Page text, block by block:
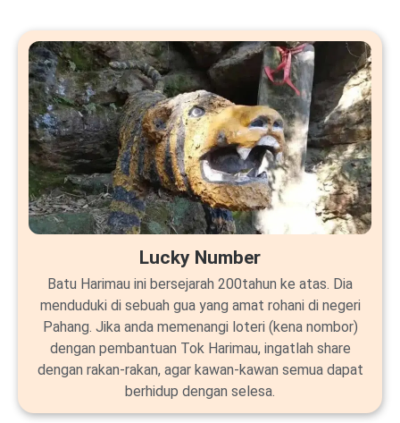
Lucky Number
Batu Harimau ini bersejarah 200tahun ke atas. Dia
menduduki di sebuah gua yang amat rohani di negeri
Pahang. Jika anda memenangi loteri (kena nombor)
dengan pembantuan Tok Harimau, ingatlah share
dengan rakan-rakan, agar kawan-kawan semua dapat
berhidup dengan selesa.